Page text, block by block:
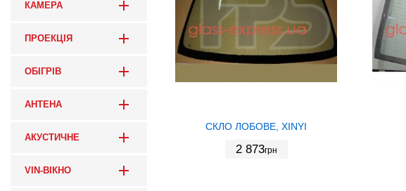
КАМЕРА
ПРОЕКЦІЯ
ОБІГРІВ
АНТЕНА
АКУСТИЧНЕ
VIN-ВІКНО
СКЛО ЛОБОВЕ, XINYI
2 873грн